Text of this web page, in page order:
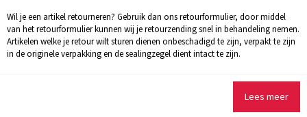
Wil je een artikel retourneren? Gebruik dan ons retourformulier, door middel
van het retourformulier kunnen wij je retourzending snel in behandeling nemen.
Artikelen welke je retour wilt sturen dienen onbeschadigd te zijn, verpakt te zijn
in de originele verpakking en de sealingzegel dient intact te zijn.
Lees meer